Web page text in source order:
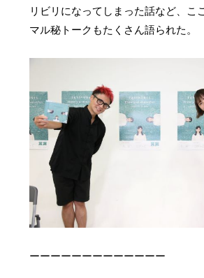
リビリになってしまった話など、こ
マル秘トークもたくさん語られた。
ーーーーーーーーーーーーー